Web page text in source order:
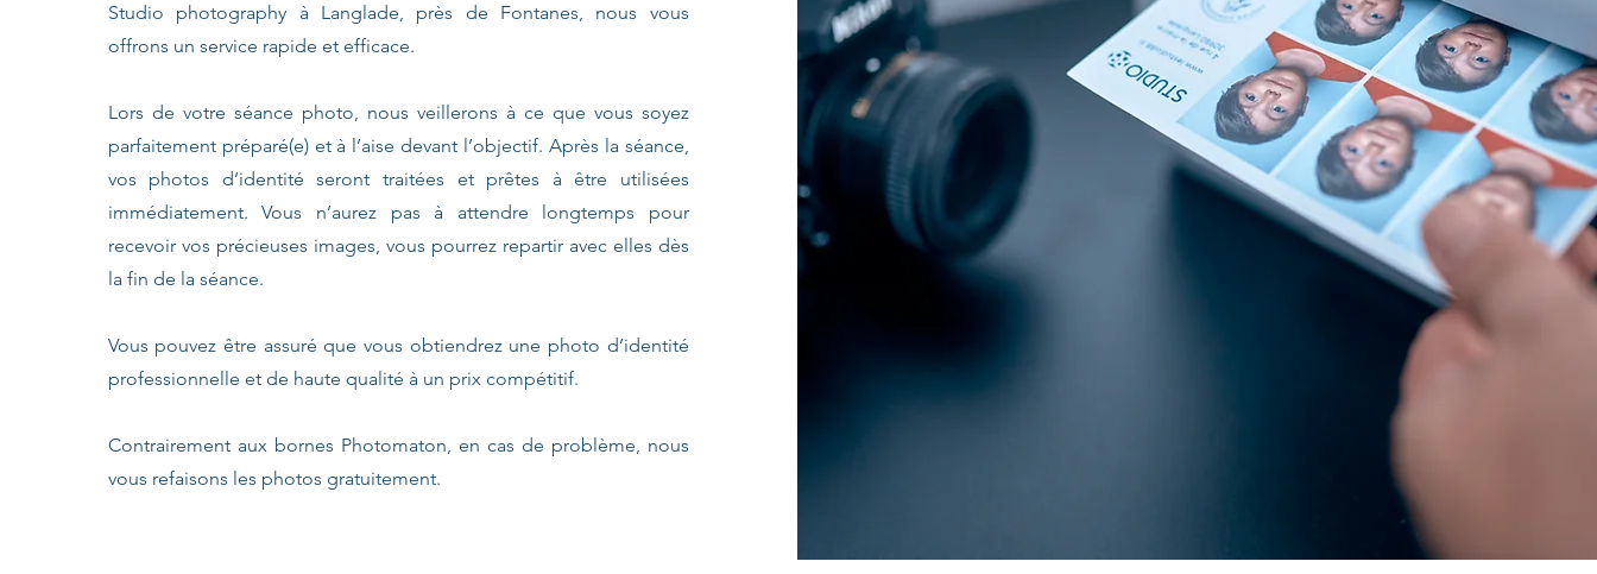
Studio photography à Langlade, près de Fontanes, nous vous
offrons un service rapide et efficace.
Lors de votre séance photo, nous veillerons à ce que vous soyez
parfaitement préparé(e) et à l’aise devant l’objectif. Après la séance,
vos photos d’identité seront traitées et prêtes à être utilisées
immédiatement. Vous n’aurez pas à attendre longtemps pour
recevoir vos précieuses images, vous pourrez repartir avec elles dès
la fin de la séance.
Vous pouvez être assuré que vous obtiendrez une photo d’identité
professionnelle et de haute qualité à un prix compétitif.
Contrairement aux bornes Photomaton, en cas de problème, nous
vous refaisons les photos gratuitement.